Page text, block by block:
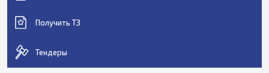
Получить ТЗ
Тендеры